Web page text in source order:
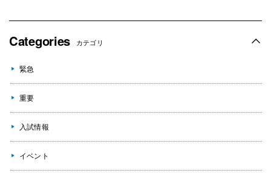
Categories カテゴリ
緊急
重要
入試情報
イベント